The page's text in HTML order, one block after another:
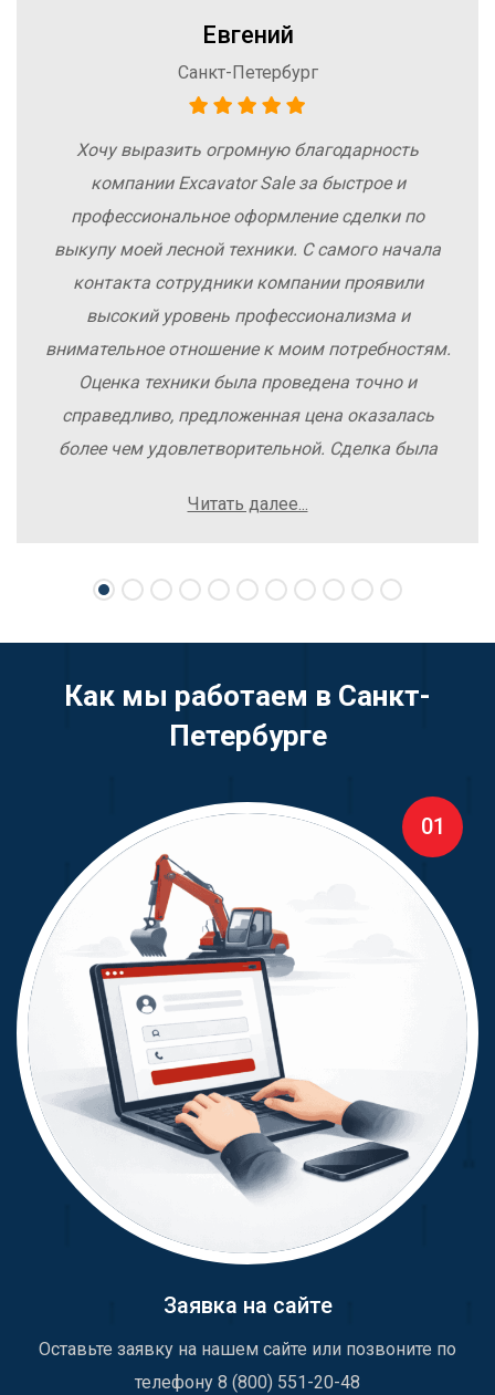
Евгений
Санкт-Петербург
Хочу выразить огромную благодарность
компании Excavator Sale за быстрое и
профессиональное оформление сделки по
выкупу моей лесной техники. С самого начала
контакта сотрудники компании проявили
высокий уровень профессионализма и
внимательное отношение к моим потребностям.
Оценка техники была проведена точно и
справедливо, предложенная цена оказалась
более чем удовлетворительной. Сделка была
осложнений. Рекомендую компанию Excavator
свою спецтехнику.
Читать далее...
Как мы работаем в Санкт-
Петербурге
01
Заявка на сайте
Оставьте заявку на нашем сайте или позвоните по
телефону 8 (800) 551-20-48